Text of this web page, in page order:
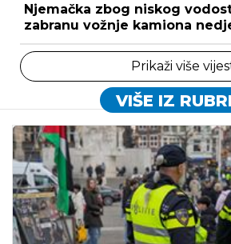
Njemačka zbog niskog
zabranu vožnje kamiona
Prikaži više
VIŠE IZ